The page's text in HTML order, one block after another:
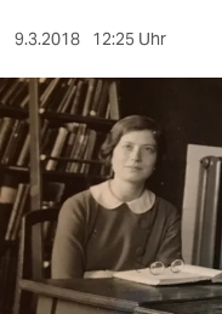
sport
berlin
nord
wahrheit
9.3.2018 12:25 Uhr